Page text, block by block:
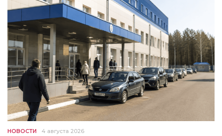
НОВОСТИ 4 августа 2026